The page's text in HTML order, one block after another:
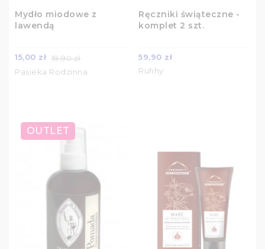
Mydło miodowe z
lawendą
15,00 zł 19,90 zł
Pasieka Rodzinna
Ręczniki świąteczne -
komplet 2 szt.
59,90 zł
Ruhhy
OUTLET